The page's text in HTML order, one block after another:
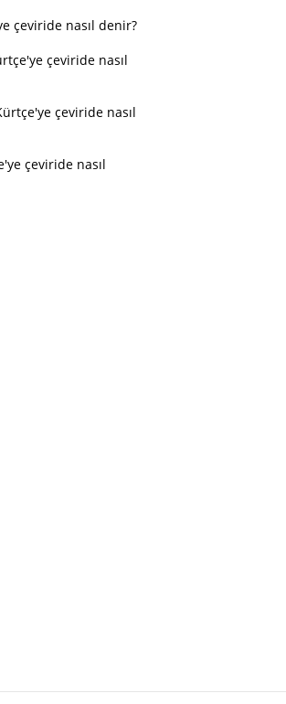
çeviride nasıl denir?
çeviride nasıl
çeviride nasıl
çeviride nasıl